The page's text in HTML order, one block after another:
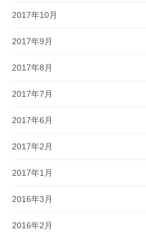
2017年10月
2017年9月
2017年8月
2017年7月
2017年6月
2017年2月
2017年1月
2016年3月
2016年2月